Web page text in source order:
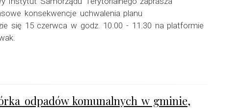
konsekwencje uchwalenia planu
się 15 czerwca w godz. 10.00 - 11.30 na platformie
odpadów komunalnych w gminie,